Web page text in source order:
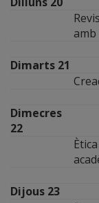
amb
Dimarts 21
Dimecres
22
Dijous 23